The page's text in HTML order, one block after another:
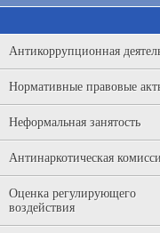
Антикоррупционная
Нормативные правовые
Неформальная занятость
Антинаркотическая
Оценка регулирующего
воздействия